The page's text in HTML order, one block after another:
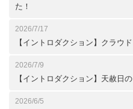
た！
2026/7/17
【イントロダクション】クラウ
2026/7/9
【イントロダクション】天赦日の
2026/6/5